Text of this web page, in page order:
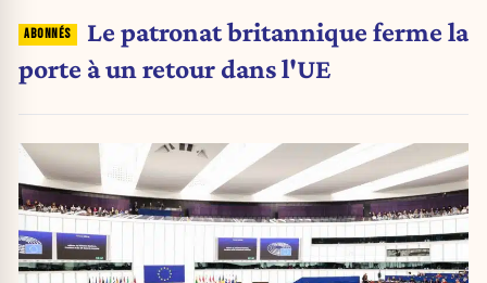
Le patronat britannique ferme la
porte à un retour dans l'UE